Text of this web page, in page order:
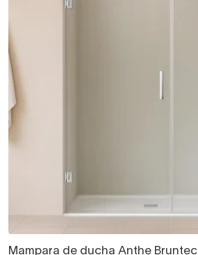
Mampara de ducha Anthe Bruntec